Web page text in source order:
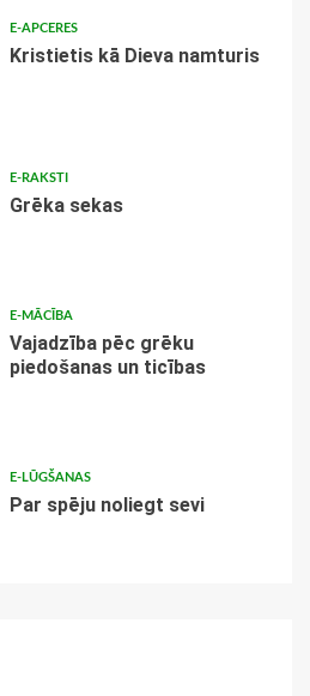
E-APCERES
Kristietis kā Dieva namturis
E-RAKSTI
Grēka sekas
E-MĀCĪBA
Vajadzība pēc grēku
piedošanas un ticības
E-LŪGŠANAS
Par spēju noliegt sevi